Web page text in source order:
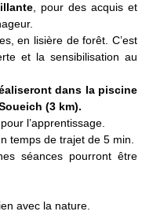
, pour des acquis et
en lisière de forêt. C’est
et la sensibilisation au
dans la piscine
(3 km).
l’apprentissage.
temps de trajet de 5 min.
séances pourront être
avec la nature.